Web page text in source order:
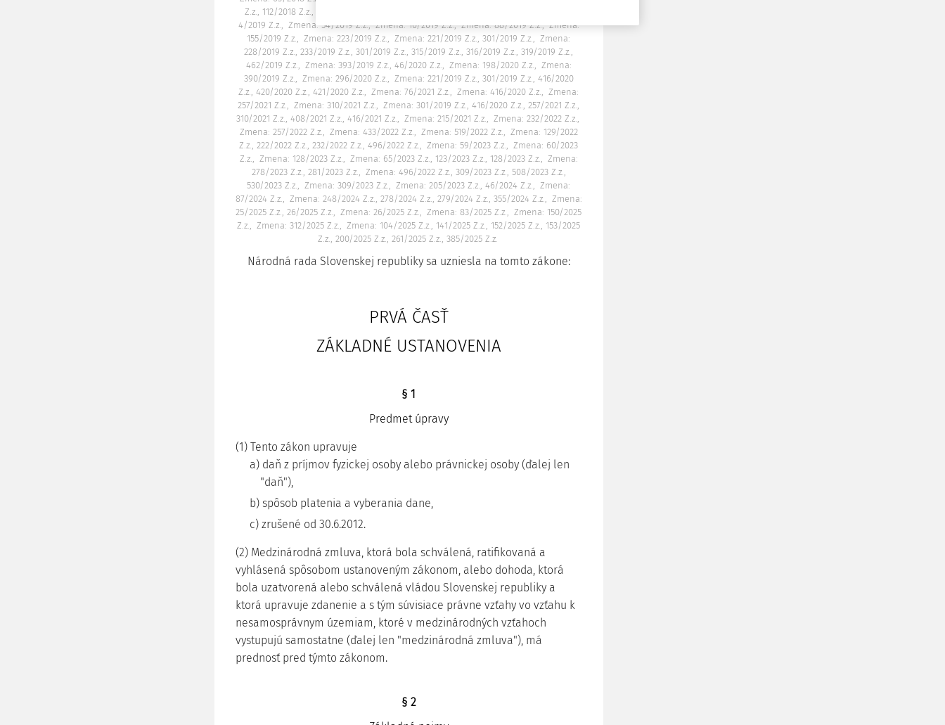
Z.z., 112/2018 Z.z., 213/2018 Z.z., 347/2018 Z.z., 368/2018 Z.z., 385/2018 Z.z.
4/2019 Z.z.
Zmena: 54/2019 Z.z. Zmena: 10/2019 Z.z. Zmena: 88/2019 Z.z.
Zmena:
155/2019 Z.z.
Zmena: 223/2019 Z.z. Zmena: 221/2019 Z.z., 301/2019 Z.z.
Zmena:
228/2019 Z.z., 233/2019 Z.z., 301/2019 Z.z., 315/2019 Z.z., 316/2019 Z.z., 319/2019 Z.z.,
462/2019 Z.z.
Zmena: 393/2019 Z.z., 46/2020 Z.z. Zmena: 198/2020 Z.z.
Zmena:
390/2019 Z.z.
Zmena: 296/2020 Z.z.
Zmena: 221/2019 Z.z., 301/2019 Z.z., 416/2020
Z.z., 420/2020 Z.z., 421/2020 Z.z.
Zmena: 76/2021 Z.z. Zmena: 416/2020 Z.z.
Zmena:
257/2021 Z.z.
Zmena: 310/2021 Z.z.
Zmena: 301/2019 Z.z., 416/2020 Z.z., 257/2021 Z.z.,
310/2021 Z.z., 408/2021 Z.z., 416/2021 Z.z.
Zmena: 215/2021 Z.z.
Zmena: 232/2022 Z.z.
Zmena: 257/2022 Z.z.
Zmena: 433/2022 Z.z. Zmena: 519/2022 Z.z.
Zmena: 129/2022
Z.z., 222/2022 Z.z., 232/2022 Z.z., 496/2022 Z.z.
Zmena: 59/2023 Z.z.
Zmena: 60/2023
Z.z.
Zmena: 128/2023 Z.z. Zmena: 65/2023 Z.z., 123/2023 Z.z., 128/2023 Z.z.
Zmena:
278/2023 Z.z., 281/2023 Z.z.
Zmena: 496/2022 Z.z., 309/2023 Z.z., 508/2023 Z.z.,
530/2023 Z.z.
Zmena: 309/2023 Z.z. Zmena: 205/2023 Z.z., 46/2024 Z.z.
Zmena:
87/2024 Z.z.
Zmena: 248/2024 Z.z., 278/2024 Z.z., 279/2024 Z.z., 355/2024 Z.z.
Zmena:
25/2025 Z.z., 26/2025 Z.z.
Zmena: 26/2025 Z.z. Zmena: 83/2025 Z.z.
Zmena: 150/2025
Z.z.
Zmena: 312/2025 Z.z.
Zmena: 104/2025 Z.z., 141/2025 Z.z., 152/2025 Z.z., 153/2025
Z.z., 200/2025 Z.z., 261/2025 Z.z., 385/2025 Z.z.
Národná rada Slovenskej republiky sa uzniesla na tomto zákone:
PRVÁ ČASŤ
ZÁKLADNÉ USTANOVENIA
§ 1
Predmet úpravy
(1) Tento zákon upravuje
a) daň z príjmov fyzickej osoby alebo právnickej osoby (ďalej len
"daň"),
b) spôsob platenia a vyberania dane,
c) zrušené od 30.6.2012.
(2) Medzinárodná zmluva, ktorá bola schválená, ratifikovaná a
vyhlásená spôsobom ustanoveným zákonom, alebo dohoda, ktorá
bola uzatvorená alebo schválená vládou Slovenskej republiky a
ktorá upravuje zdanenie a s tým súvisiace právne vzťahy vo vzťahu k
nesamosprávnym územiam, ktoré v medzinárodných vzťahoch
vystupujú samostatne (ďalej len "medzinárodná zmluva"), má
prednosť pred týmto zákonom.
§ 2